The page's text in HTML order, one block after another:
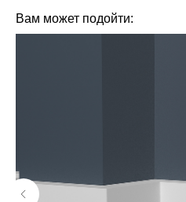
Вам может подойти: